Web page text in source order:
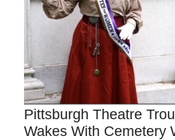
Pittsburgh Theatre
Wakes With Cemetery